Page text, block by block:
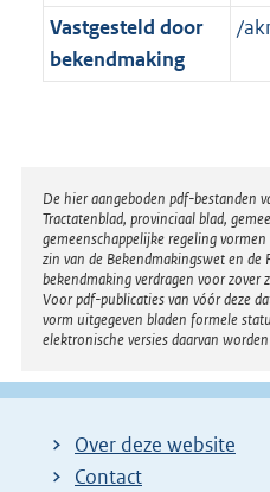
Vastgesteld door
bekendmaking
/
Disclaimer
De hier aangeboden pdf-bestanden
Tractatenblad, provinciaal blad,
gemeenschappelijke regeling
zin van de Bekendmakingswet en de
bekendmaking verdragen voor
Voor pdf-publicaties van vóór deze
vorm uitgegeven bladen formele
elektronische versies daarvan
Over deze website
Contact